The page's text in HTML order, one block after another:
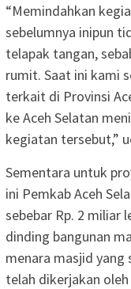
“Memindahkan
sebelumnya inipun
telapak tangan,
rumit. Saat ini kami
terkait di Provinsi
ke Aceh Selatan
kegiatan tersebut,”
Sementara untuk
ini Pemkab Aceh
sebebar Rp. 2 miliar
dinding bangunan
menara masjid yang
telah dikerjakan